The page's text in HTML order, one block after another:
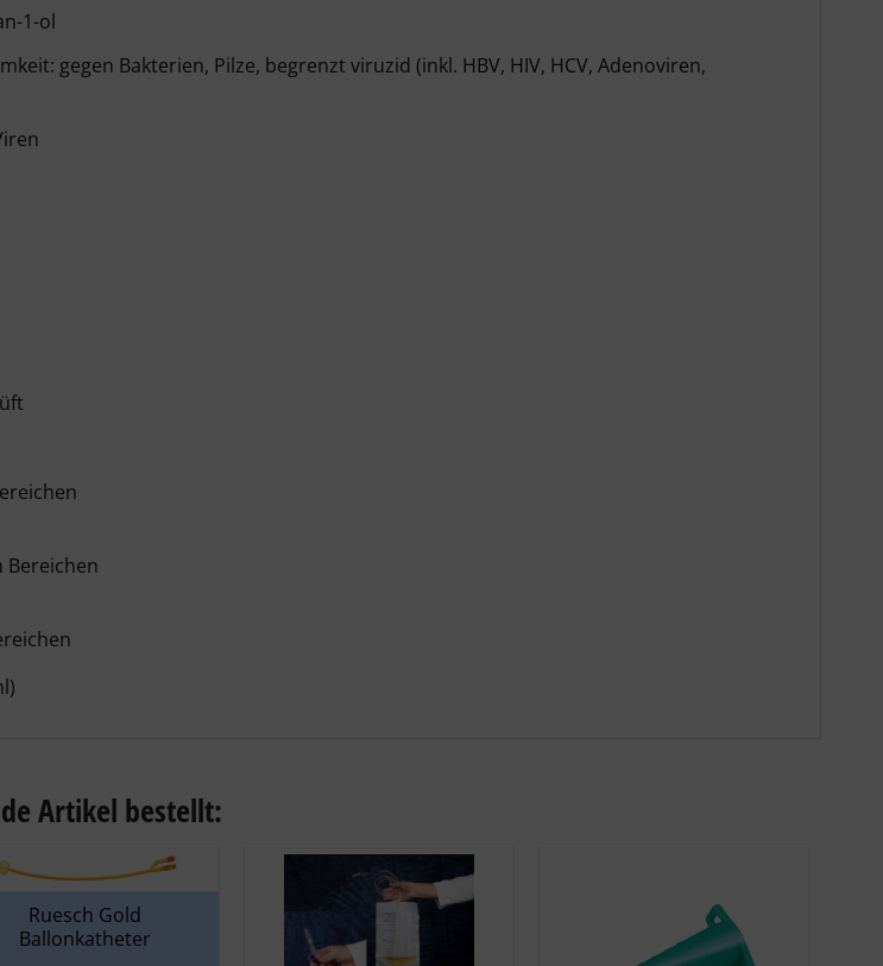
1-ol
gegen Bakterien, Pilze, begrenzt viruzid (inkl. HBV, HIV, HCV, Adenoviren,
Artikel bestellt:
Ruesch Gold
Ballonkatheter